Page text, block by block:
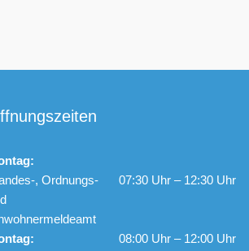
, Ordnungs-
07:30 Uhr – 12:30 Uhr
08:00 Uhr – 12:00 Uhr